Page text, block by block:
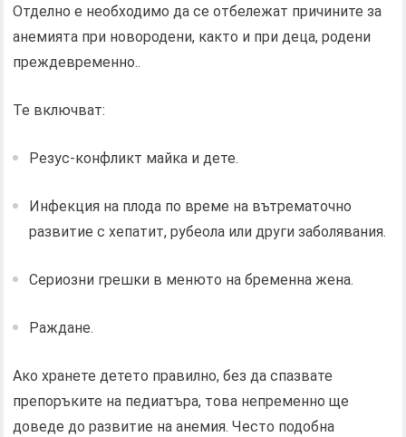
Отделно е необходимо да се отбележат причините за
анемията при новородени, както и при деца, родени
преждевременно..
Те включват:
Резус-конфликт майка и дете.
Инфекция на плода по време на вътрематочно
развитие с хепатит, рубеола или други заболявания.
Сериозни грешки в менюто на бременна жена.
Раждане.
Ако хранете детето правилно, без да спазвате
препоръките на педиатъра, това непременно ще
доведе до развитие на анемия. Често подобна